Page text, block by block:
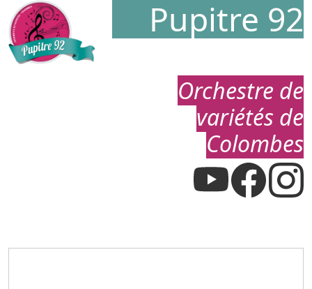
Pupitre 92
Orchestre de
variétés de
Colombes